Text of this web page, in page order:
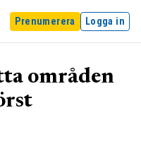
Prenumerera Logga in
områden